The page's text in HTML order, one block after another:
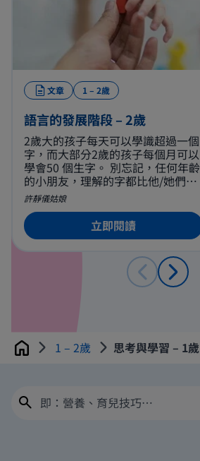
文章 1 – 2歲
語言的發展階段 – 2歲
2歲大的孩子每天可以學識超過一個
字，而大部分2歲的孩子每個月可以
學會50 個生字。 別忘記，任何年齡
的小朋友，理解的字都比他/她們會
說的要多，例如幼兒在第三年便可
學識幾千個字。
許靜儀姑娘
立即閱讀
Home 1 – 2歲 思考與學習 – 1歲